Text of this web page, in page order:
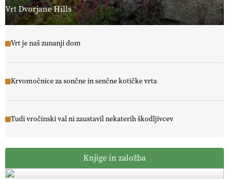
Vrt Dvorjane Hills
Vrt je naš zunanji dom
Krvomočnice za sončne in senčne kotičke vrta
Tudi vročinski val ni zaustavil nekaterih škodljivcev
Knjige in založba